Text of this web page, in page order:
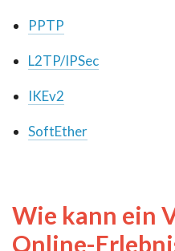
PPTP
L2TP/IPSec
IKEv2
SoftEther
Wie kann ein
Online-